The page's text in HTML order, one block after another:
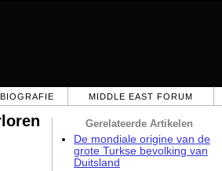
BIOGRAFIE MIDDLE EAST FORUM
Gerelateerde Artikelen
De mondiale origine van de
grote Turkse bevolking van
Duitsland